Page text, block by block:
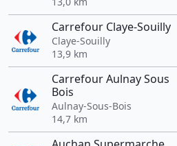
Carrefour Claye-Souilly
Claye-Souilly
13,9 km
Carrefour Aulnay Sous
Bois
Aulnay-Sous-Bois
14,7 km